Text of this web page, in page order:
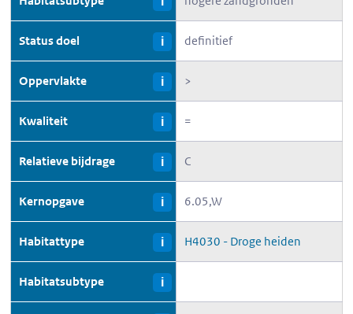
Status doel i definitief
Oppervlakte i >
Kwaliteit i =
Relatieve bijdrage i C
Kernopgave i 6.05,W
Habitattype i H4030 - Droge heiden
Habitatsubtype i